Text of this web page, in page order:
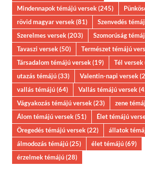
Mindennapok témájú versek(245)
rövid magyar versek(81) Szenvedés
Szerelmes versek(203) Szomorúság
Tavaszi versek(50) Természet témájú
Társadalom témájú versek(19) Tél versek
utazás témájú(33) Valentin-napi versek
vallás témájú(64) Vallás témájú versek
Vágyakozás témájú versek(23) zene
Álom témájú versek(51) Élet témájú
Öregedés témájú versek(22) állatok
álmodozás témájú(25) élet témájú(69)
érzelmek témájú(28)